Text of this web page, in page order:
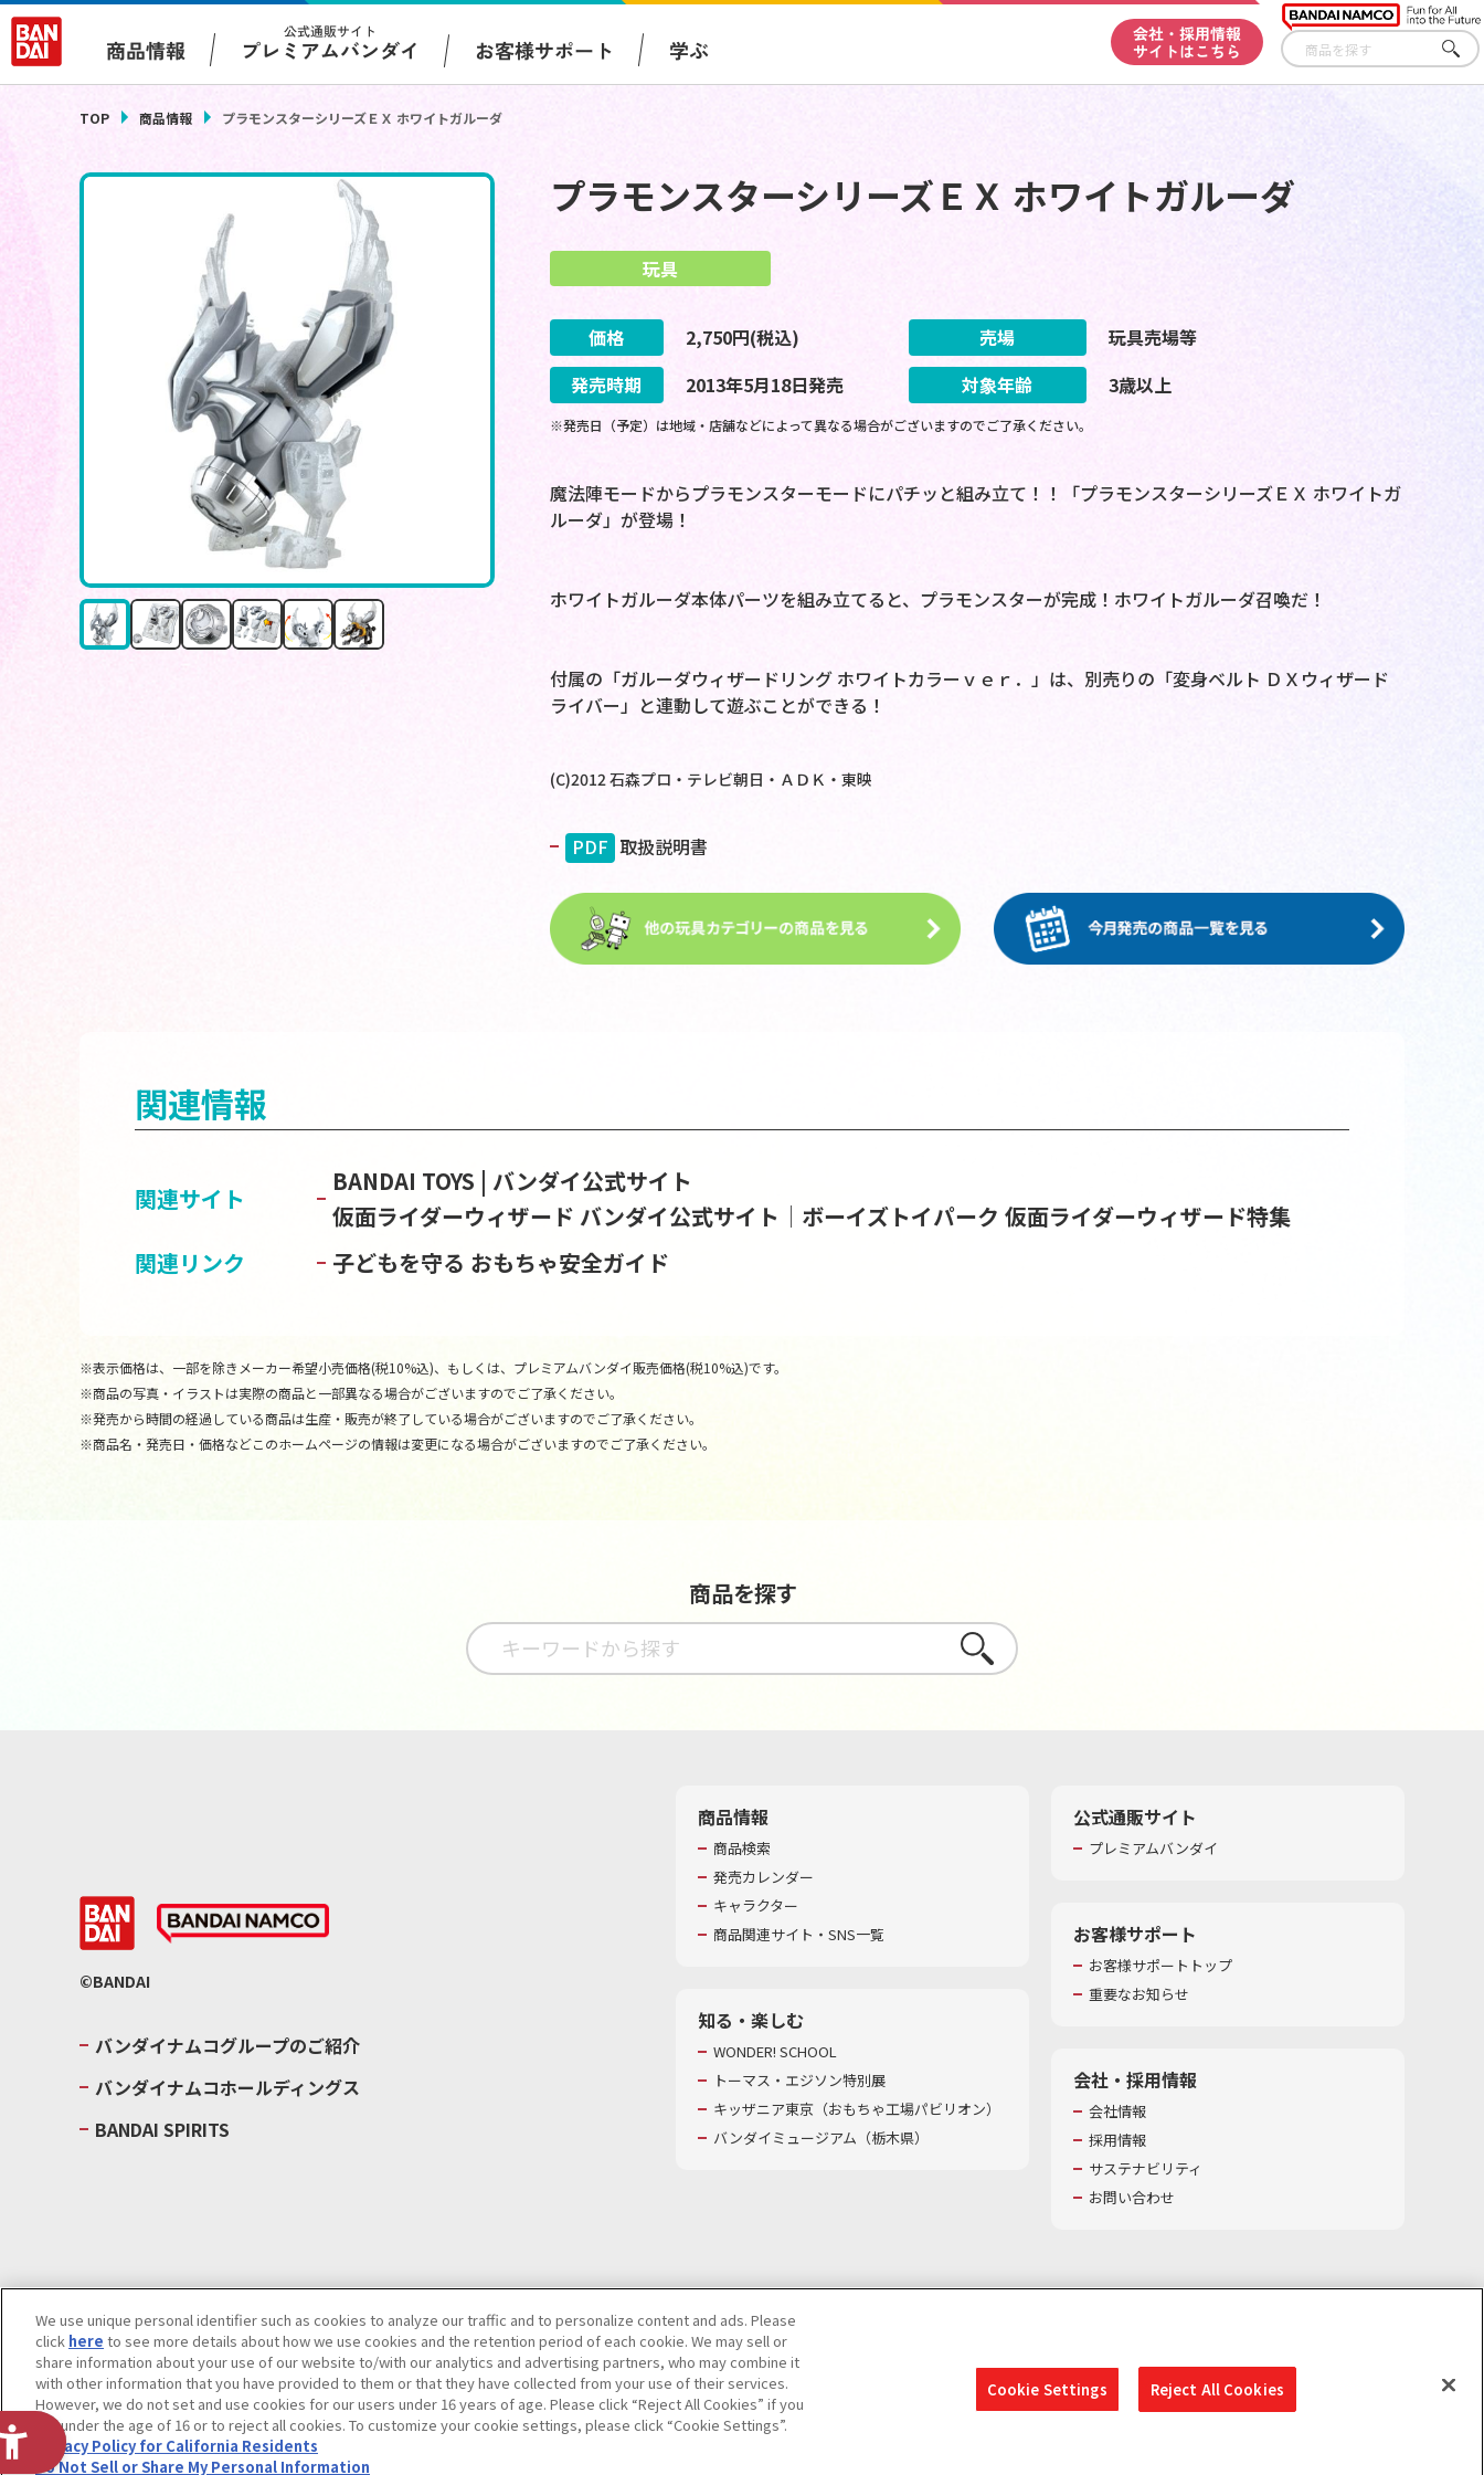
商品情報
公式通販サイト
プレミアムバンダイ お客様サポート 学ぶ
会社・採用情報
サイトはこちら
さが
す
TOP 商品情報 プラモンスターシリーズＥＸ ホワイトガルーダ
プラモンスターシリーズＥＸ ホワイトガルーダ
玩具
価格 2,750円(税込) 売場
玩具売場等
発売時期
2013年5月18日発売 対象年齢 3歳以上
※発売日（予定）は地域・店舗などによって異なる場合がございますのでご了承ください。
魔法陣モードからプラモンスターモードにパチッと組み立て！！「プラモンスターシリーズＥＸ ホワイトガ
ルーダ」が登場！
ホワイトガルーダ本体パーツを組み立てると、プラモンスターが完成！ホワイトガルーダ召喚だ！
付属の「ガルーダウィザードリング ホワイトカラーｖｅｒ．」は、別売りの「変身ベルト ＤＸウィザード
ライバー」と連動して遊ぶことができる！
(C)2012 石森プロ・テレビ朝日・ＡＤＫ・東映
PDF 取扱説明書
関連情報
関連サイト
BANDAI TOYS | バンダイ公式サイト
仮面ライダーウィザード バンダイ公式サイト│ボーイズトイパーク 仮面ライダーウィザード特集
関連リンク
子どもを守る おもちゃ安全ガイド
※表示価格は、一部を除きメーカー希望小売価格(税10%込)、もしくは、プレミアムバンダイ販売価格(税10%込)です。
※商品の写真・イラストは実際の商品と一部異なる場合がございますのでご了承ください。
※発売から時間の経過している商品は生産・販売が終了している場合がございますのでご了承ください。
※商品名・発売日・価格などこのホームページの情報は変更になる場合がございますのでご了承ください。
商品を探す
さがす
©BANDAI
バンダイナムコグループのご紹介
バンダイナムコホールディングス
BANDAI SPIRITS
商品情報
商品検索
発売カレンダー
キャラクター
商品関連サイト・SNS一覧
知る・楽しむ
WONDER! SCHOOL
トーマス・エジソン特別展
キッザニア東京（おもちゃ工場パビリオン）​
バンダイミュージアム（栃木県）
公式通販サイト
プレミアムバンダイ
お客様サポート
お客様サポートトップ
重要なお知らせ
会社・採用情報
会社情報
採用情報
サステナビリティ
お問い合わせ
ウェブサイトご利用条件ソーシャルメディアポリシー個人情報及び特定個人情報等の取り扱いに関する保護方針
Do Not Sell or Share My Personal Information著作権・商標についてカスタマーハラスメントに対する基本的な対応方針
We use unique personal identifier such as cookies to analyze our traffic and to personalize content and ads. Please
click here to see more details about how we use cookies and the retention period of each cookie. We may sell or
share information about your use of our website to/with our analytics and advertising partners, who may combine it
with other information that you have provided to them or that they have collected from your use of their services.
However, we do not set and use cookies for our users under 16 years of age. Please click “Reject All Cookies” if you
are under the age of 16 or to reject all cookies. To customize your cookie settings, please click “Cookie Settings”.
Privacy Policy for California Residents
Do Not Sell or Share My Personal Information
Cookie Settings Reject All Cookies